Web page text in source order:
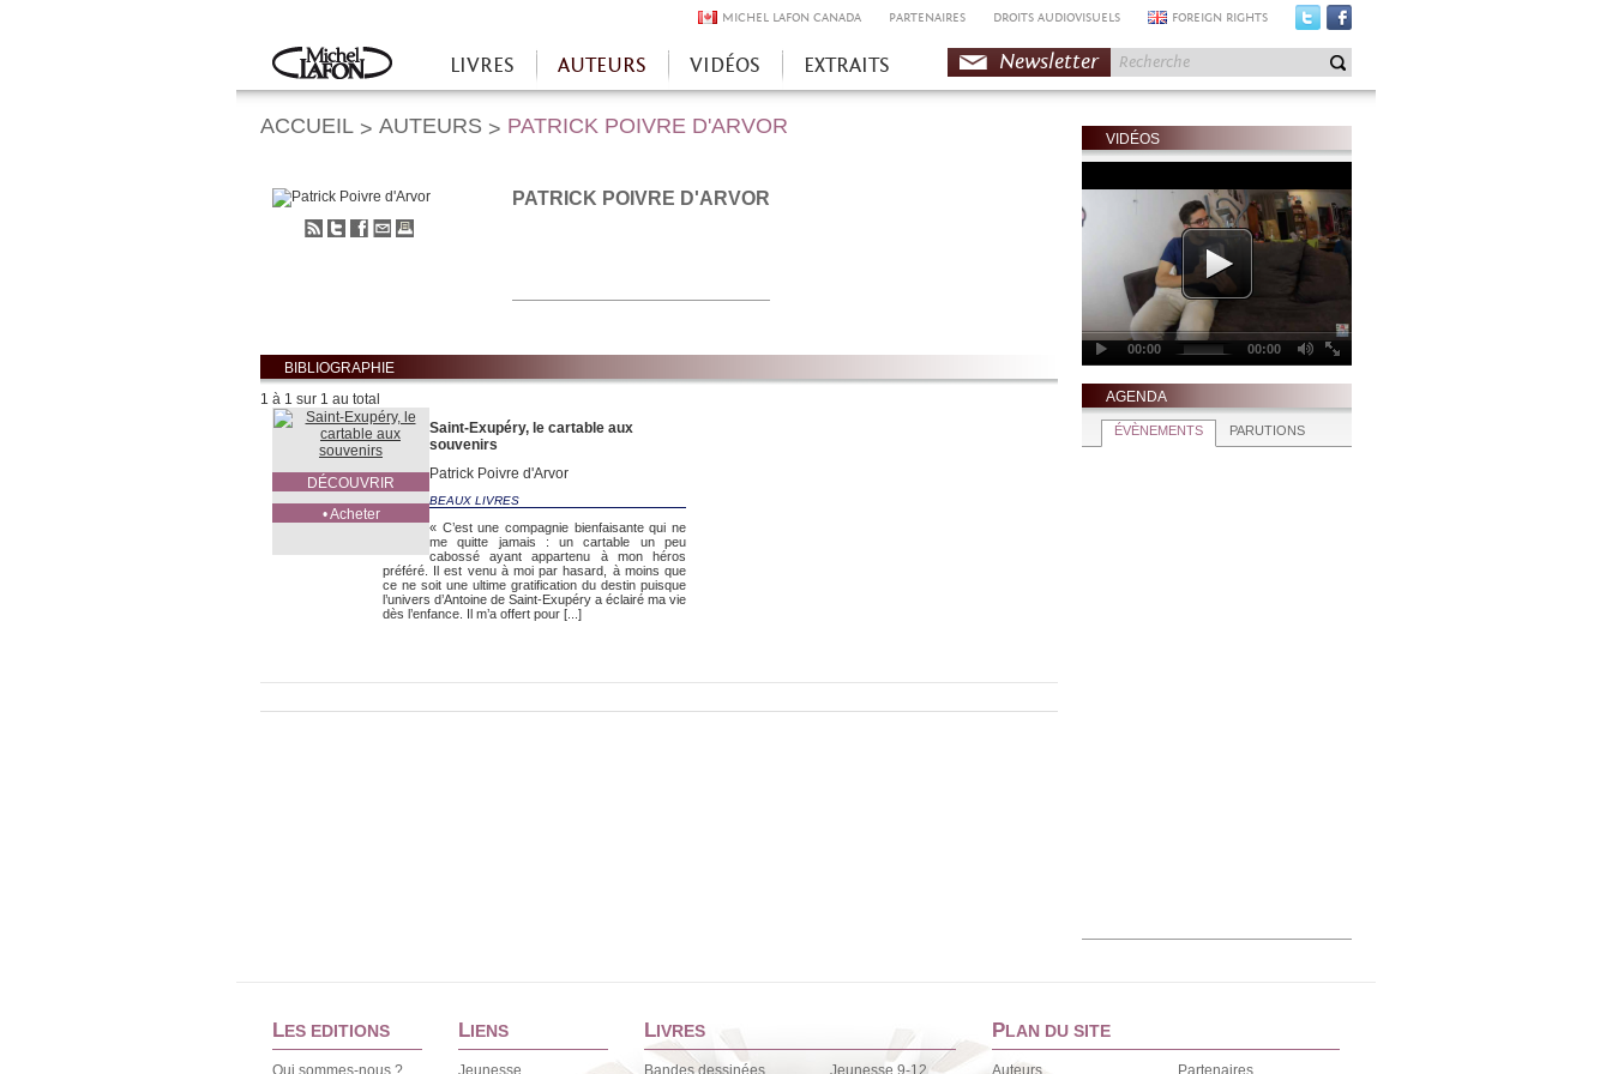
MICHEL LAFON CANADA PARTENAIRES DROITS AUDIOVISUELS FOREIGN RIGHTS
Accueil
LIVRES AUTEURS VIDÉOS EXTRAITS Newsletter
ACCUEIL > AUTEURS > PATRICK POIVRE D'ARVOR
PATRICK POIVRE D'ARVOR
BIBLIOGRAPHIE
1 à 1 sur 1 au total
DÉCOUVRIR
• Acheter
Saint-Exupéry, le cartable aux
souvenirs
Patrick Poivre d'Arvor
BEAUX LIVRES
« C’est une compagnie bienfaisante qui ne
me quitte jamais : un cartable un peu
cabossé ayant appartenu à mon héros
préféré. Il est venu à moi par hasard, à moins que
ce ne soit une ultime gratification du destin puisque
l’univers d’Antoine de Saint-Exupéry a éclairé ma vie
dès l’enfance. Il m’a offert pour [...]
VIDÉOS
AGENDA
ÉVÈNEMENTS PARUTIONS
LES EDITIONS
Qui sommes-nous ?
LIENS
Jeunesse
LIVRES
Bandes dessinées Jeunesse 9-12
PLAN DU SITE
Auteurs Partenaires